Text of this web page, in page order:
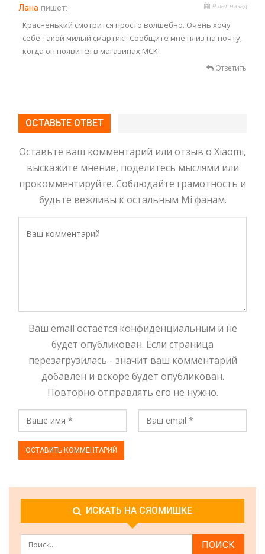
Лана пишет: 9 лет назад
Красненький смотрится просто волшебно. Очень хочу
себе такой милый смартик!! Сообщите мне плиз на почту,
когда он появится в магазинах МСК.
Ответить
ОСТАВЬТЕ ОТВЕТ
Оставьте ваш комментарий или отзыв о Xiaomi,
выскажите мнение, поделитесь мыслями или
прокомментируйте. Соблюдайте грамотность и
будьте вежливы к остальным Mi фанам.
Ваш email остаётся конфиденциальным и не
будет опубликован. Если страница
перезагрузилась - значит ваш комментарий
добавлен и вскоре будет опубликован.
Повторно отправлять его не нужно.
ИСКАТЬ НА СЯОМИШКЕ